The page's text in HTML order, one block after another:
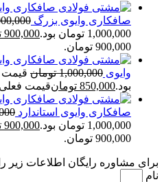
صافکاری وایوی بزرگ
1,000,000 تومان بود.
900,000
900,000 تومان.
وایوی 1,000,000 تومان
بود.850,000 تومانقیمت فعلی: 850,000
صافکاری وایوی استاندارد
1,000,000 تومان بود.
900,000
900,000 تومان.
برای مشاوره رایگان اطلاعات زیر
نام